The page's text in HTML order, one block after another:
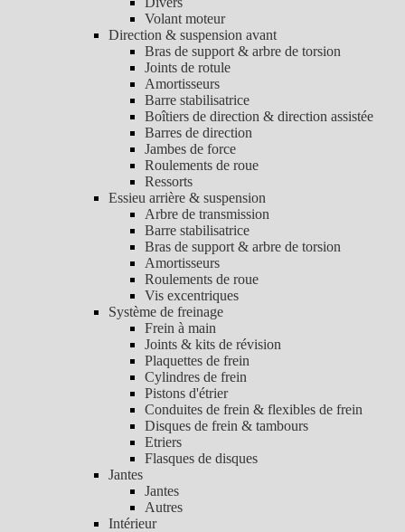
Volant moteur
Direction & suspension avant
Bras de support & arbre de torsion
Joints de rotule
Amortisseurs
Barre stabilisatrice
Boîtiers de direction & direction assistée
Barres de direction
Jambes de force
Roulements de roue
Ressorts
Essieu arrière & suspension
Arbre de transmission
Barre stabilisatrice
Bras de support & arbre de torsion
Amortisseurs
Roulements de roue
Vis excentriques
Système de freinage
Frein à main
Joints & kits de révision
Plaquettes de frein
Cylindres de frein
Pistons d'étrier
Conduites de frein & flexibles de frein
Disques de frein & tambours
Etriers
Flasques de disques
Jantes
Jantes
Autres
Intérieur